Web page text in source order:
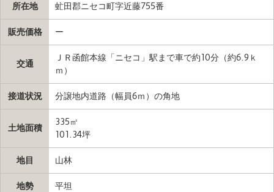
所在地 虻田郡ニセコ町字近藤755番
販売価格 ー
交通
ＪＲ函館本線「ニセコ」駅まで車で約10分（約6.9ｋ
ｍ）
接道状況 分譲地内道路（幅員6ｍ）の角地
土地面積
335㎡
101.34坪
地目 山林
地勢 平坦